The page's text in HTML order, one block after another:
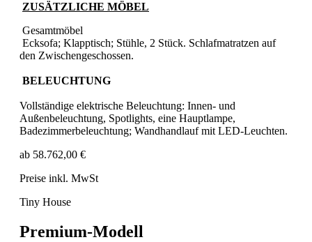
ZUSÄTZLICHE MÖBEL
Gesamtmöbel
Ecksofa; Klapptisch; Stühle, 2 Stück. Schlafmatratzen auf
den Zwischengeschossen.
BELEUCHTUNG
Vollständige elektrische Beleuchtung: Innen- und
Außenbeleuchtung, Spotlights, eine Hauptlampe,
Badezimmerbeleuchtung; Wandhandlauf mit LED-Leuchten.
ab 58.762,00 €
Preise inkl. MwSt
Tiny House
Premium-Modell